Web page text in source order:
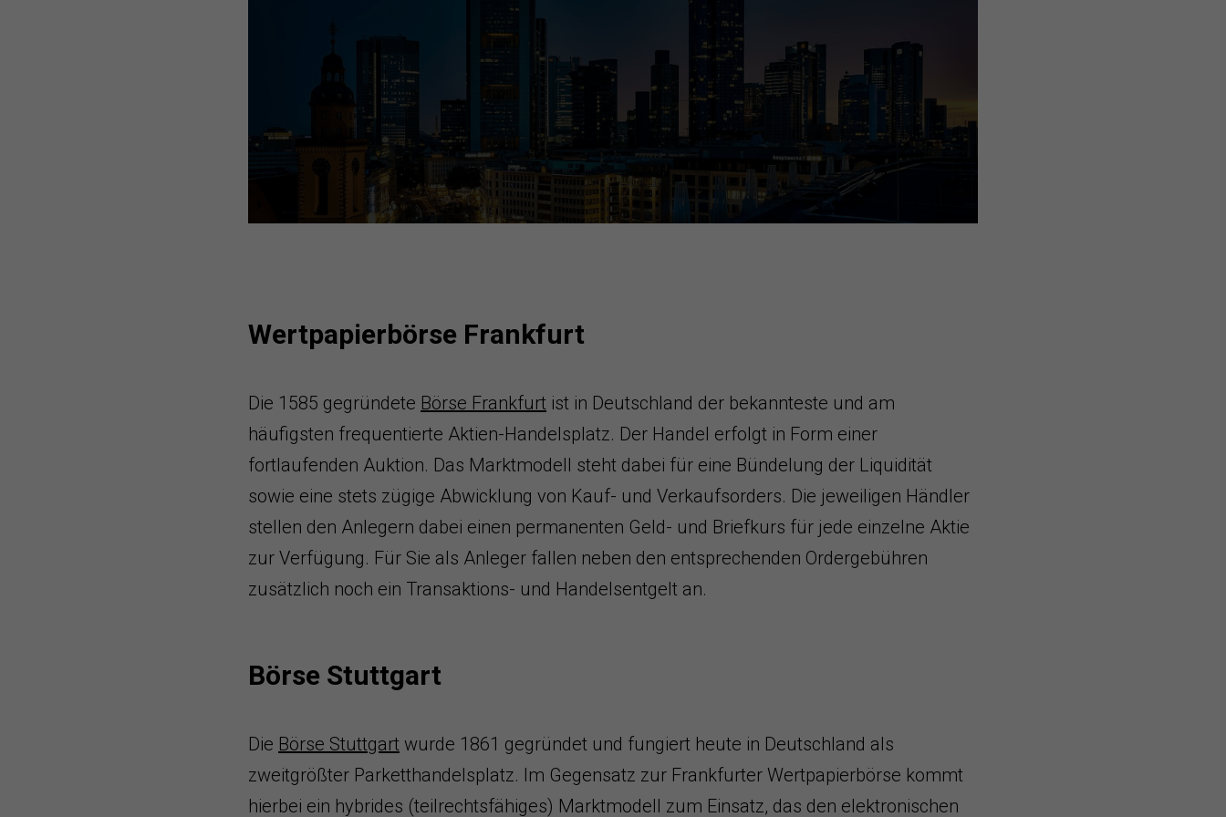
Wertpapierbörse Frankfurt
Die 1585 gegründete Börse Frankfurt ist in Deutschland der bekannteste und am
häufigsten frequentierte Aktien-Handelsplatz. Der Handel erfolgt in Form einer
fortlaufenden Auktion. Das Marktmodell steht dabei für eine Bündelung der Liquidität
sowie eine stets zügige Abwicklung von Kauf- und Verkaufsorders. Die jeweiligen Händler
stellen den Anlegern dabei einen permanenten Geld- und Briefkurs für jede einzelne Aktie
zur Verfügung. Für Sie als Anleger fallen neben den entsprechenden Ordergebühren
zusätzlich noch ein Transaktions- und Handelsentgelt an.
Börse Stuttgart
Die Börse Stuttgart wurde 1861 gegründet und fungiert heute in Deutschland als
zweitgrößter Parketthandelsplatz. Im Gegensatz zur Frankfurter Wertpapierbörse kommt
hierbei ein hybrides (teilrechtsfähiges) Marktmodell zum Einsatz, das den elektronischen